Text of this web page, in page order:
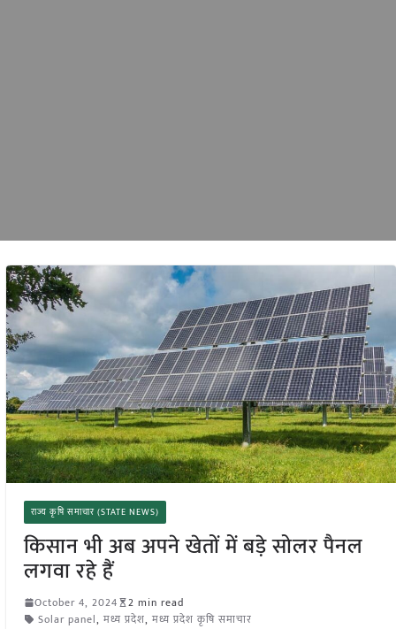
राज्य कृषि समाचार (STATE NEWS)
किसान भी अब अपने खेतों में बड़े सोलर पैनल
लगवा रहे हैं
October 4, 2024
2 min read
Solar panel, मध्य प्रदेश, मध्य प्रदेश कृषि समाचार